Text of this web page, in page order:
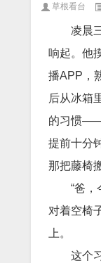
草根看台
凌晨
响起。他
播APP，
后从冰箱
的习惯——
提前十分
那把藤椅
“爸
对着空椅
上。
这个